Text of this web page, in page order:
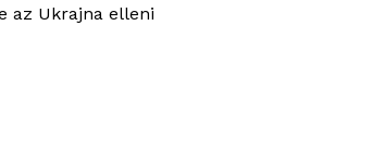
az Ukrajna elleni